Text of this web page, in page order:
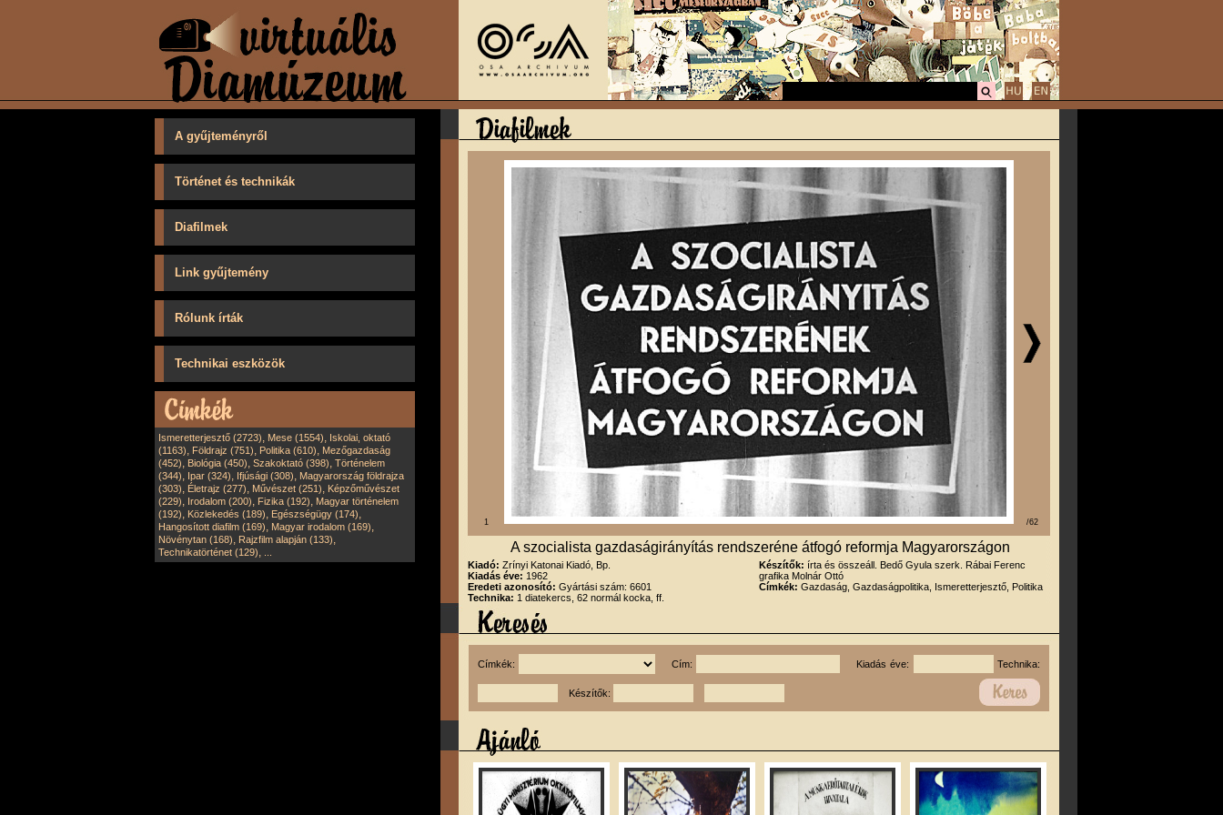
A gyűjteményről
Történet és technikák
Diafilmek
Link gyűjtemény
Rólunk írták
Technikai eszközök
Ismeretterjesztő (2723), Mese (1554), Iskolai, oktató
(1163), Földrajz (751), Politika (610), Mezőgazdaság
(452), Biológia (450), Szakoktató (398), Történelem
(344), Ipar (324), Ifjúsági (308), Magyarország földrajza
(303), Életrajz (277), Művészet (251), Képzőművészet
(229), Irodalom (200), Fizika (192), Magyar történelem
(192), Közlekedés (189), Egészségügy (174),
Hangosított diafilm (169), Magyar irodalom (169),
Növénytan (168), Rajzfilm alapján (133),
Technikatörténet (129),
1 /62
A szocialista gazdaságirányítás rendszeréne átfogó reformja Magyarországon
Kiadó: Zrínyi Katonai Kiadó, Bp.
Kiadás éve: 1962
Eredeti azonosító: Gyártási szám: 6601
Technika: 1 diatekercs, 62 normál kocka, ff.
Készítők: írta és összeáll. Bedő Gyula szerk. Rábai Ferenc
grafika Molnár Ottó
Címkék: Gazdaság, Gazdaságpolitika, Ismeretterjesztő, Politika
Címkék: Cím: Kiadás éve: Technika:
Készítők: